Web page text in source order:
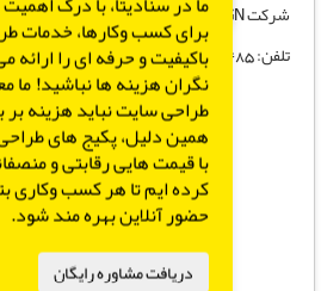
شرکت TGN
تلفن: 02633553485
برای کسب وکارها، خدمات
باکیفیت و حرفه ای را ارائه
نگران هزینه ها نباشید! ما
طراحی سایت نباید هزینه بر
همین دلیل، پکیج های
با قیمت هایی رقابتی و
کرده ایم تا هر کسب وکاری
حضور آنلاین بهره مند شود.
دریافت مشاوره رایگان